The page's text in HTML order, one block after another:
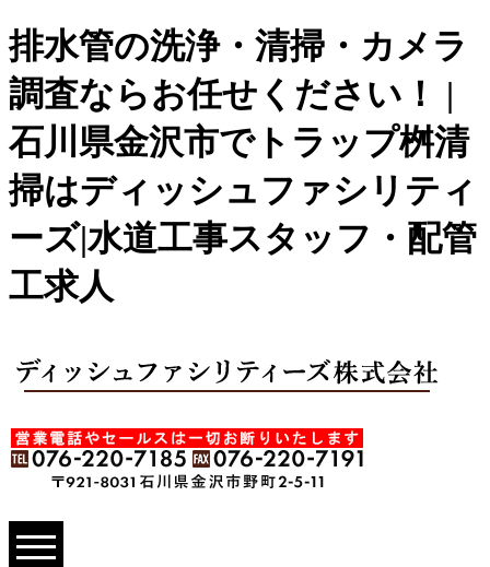
排水管の洗浄・清掃・カメラ
調査ならお任せください！ |
石川県金沢市でトラップ桝清
掃はディッシュファシリティ
ーズ|水道工事スタッフ・配管
工求人